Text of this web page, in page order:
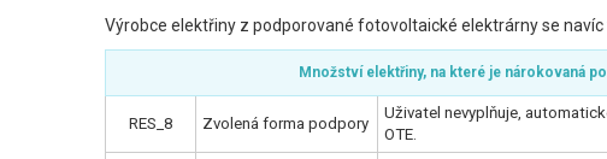
Výrobce elektřiny z podporované fotovoltaické elektrárny se
Množství elektřiny, na které je nárokovaná
RES_8 Zvolená forma podpory
Uživatel nevyplňuje,
OTE.